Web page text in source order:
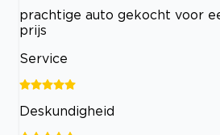
prachtige auto gekocht voor
prijs
Service
Deskundigheid